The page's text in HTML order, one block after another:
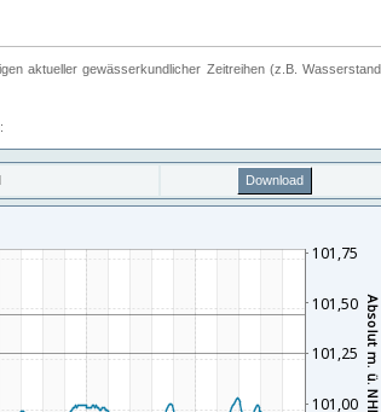
aktueller gewässerkundlicher Zeitreihen (z.B.